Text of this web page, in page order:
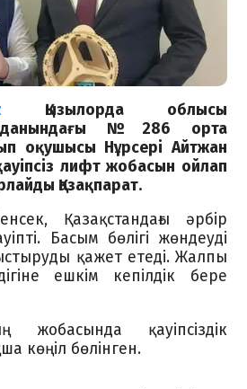
Қызылорда облысы
№286 орта
оқушысы Нұрсері Айтжан
лифт жобасын ойлап
Қазақпарат.
Қазақстандағы әрбір
Басым бөлігі жөндеуді
қажет етеді. Жалпы
ешкім кепілдік бере
жобасында қауіпсіздік
көңіл бөлінген.